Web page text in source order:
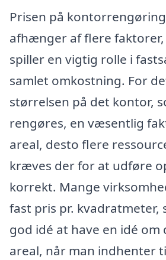
Prisen på
afhænger af flere
spiller en vigtig rolle i
samlet omkostning. For
størrelsen på det kontor,
rengøres, en væsentlig
areal, desto flere
kræves der for at udføre
korrekt. Mange
fast pris pr. kvadratmeter,
god idé at have en idé om
areal, når man indhenter